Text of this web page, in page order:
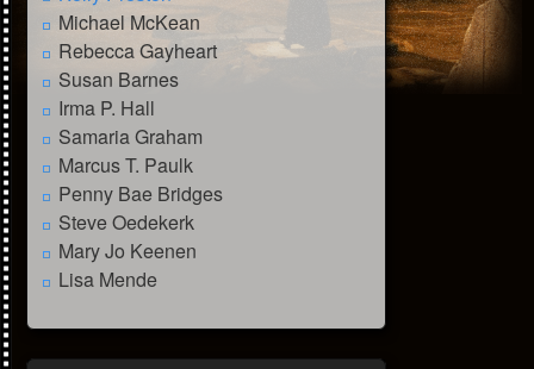
Michael McKean
Rebecca Gayheart
Susan Barnes
Irma P. Hall
Samaria Graham
Marcus T. Paulk
Penny Bae Bridges
Steve Oedekerk
Mary Jo Keenen
Lisa Mende